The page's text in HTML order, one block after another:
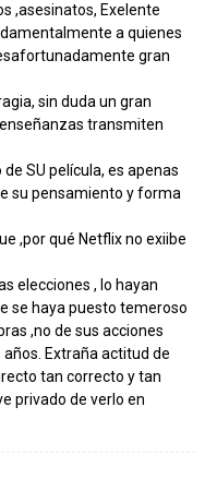
,asesinatos, Exelente
a quienes
gran
sin duda un gran
transmiten
SU película, es apenas
su pensamiento y forma
,por qué Netflix no exiibe
elecciones , lo hayan
se haya puesto temeroso
,no de sus acciones
Extraña actitud de
tan correcto y tan
privado de verlo en